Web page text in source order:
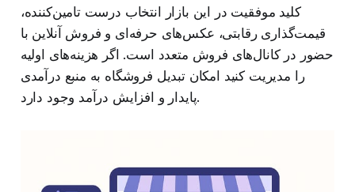
کلید موفقیت در این بازار انتخاب درست تامین‌کننده،
قیمت‌گذاری رقابتی، عکس‌های حرفه‌ای و فروش آنلاین با
حضور در کانال‌های فروش متعدد است. اگر هزینه‌های اولیه
را مدیریت کنید امکان تبدیل فروشگاه به منبع درآمدی
پایدار و افزایش درآمد وجود دارد.